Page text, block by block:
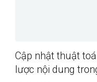
Cập nhật thuật
lược nội dung